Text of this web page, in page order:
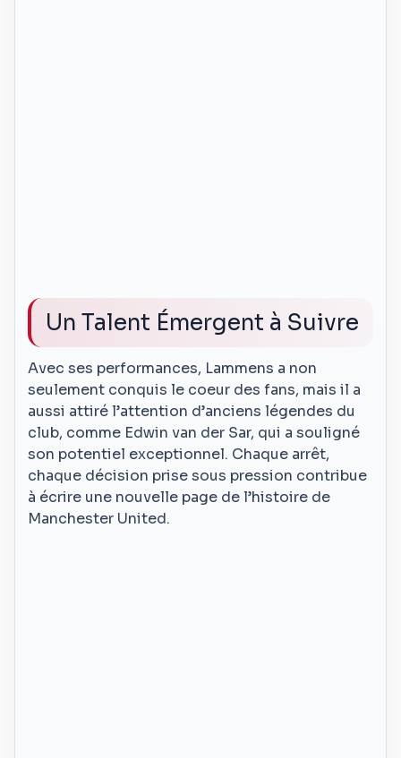
Un Talent Émergent à Suivre
Avec ses performances, Lammens a non
seulement conquis le coeur des fans, mais il a
aussi attiré l’attention d’anciens légendes du
club, comme Edwin van der Sar, qui a souligné
son potentiel exceptionnel. Chaque arrêt,
chaque décision prise sous pression contribue
à écrire une nouvelle page de l’histoire de
Manchester United.